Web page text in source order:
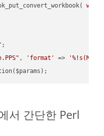
, 'format' =>
서 간단한 Perl